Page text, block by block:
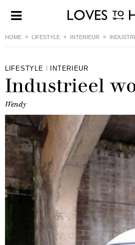
HOME LIFESTYLE INTERIEUR
LIFESTYLE INTERIEUR
Industrieel
Wendy